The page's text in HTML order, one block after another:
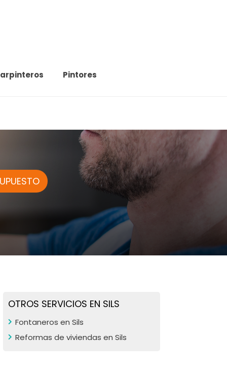
Pintores
OTROS SERVICIOS EN SILS
Fontaneros en Sils
Reformas de viviendas en Sils